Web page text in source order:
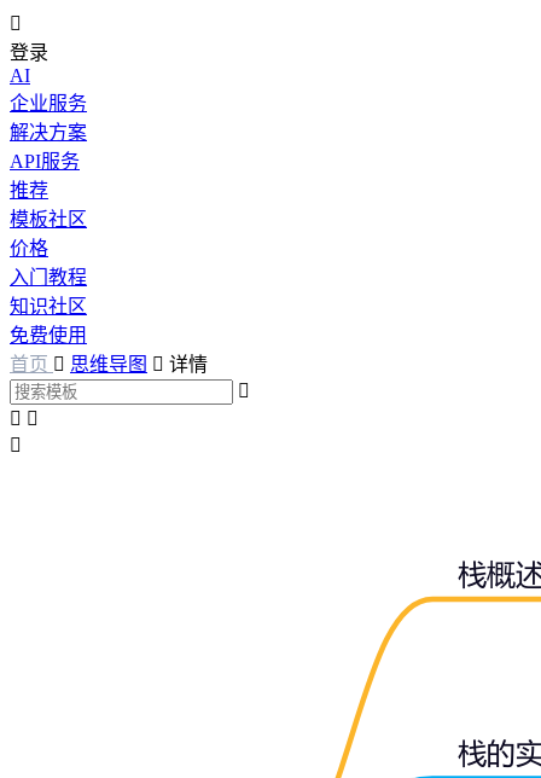

登录
AI
企业服务
解决方案
API服务
推荐
模板社区
价格
入门教程
知识社区
免费使用
首页  思维导图  详情

 
